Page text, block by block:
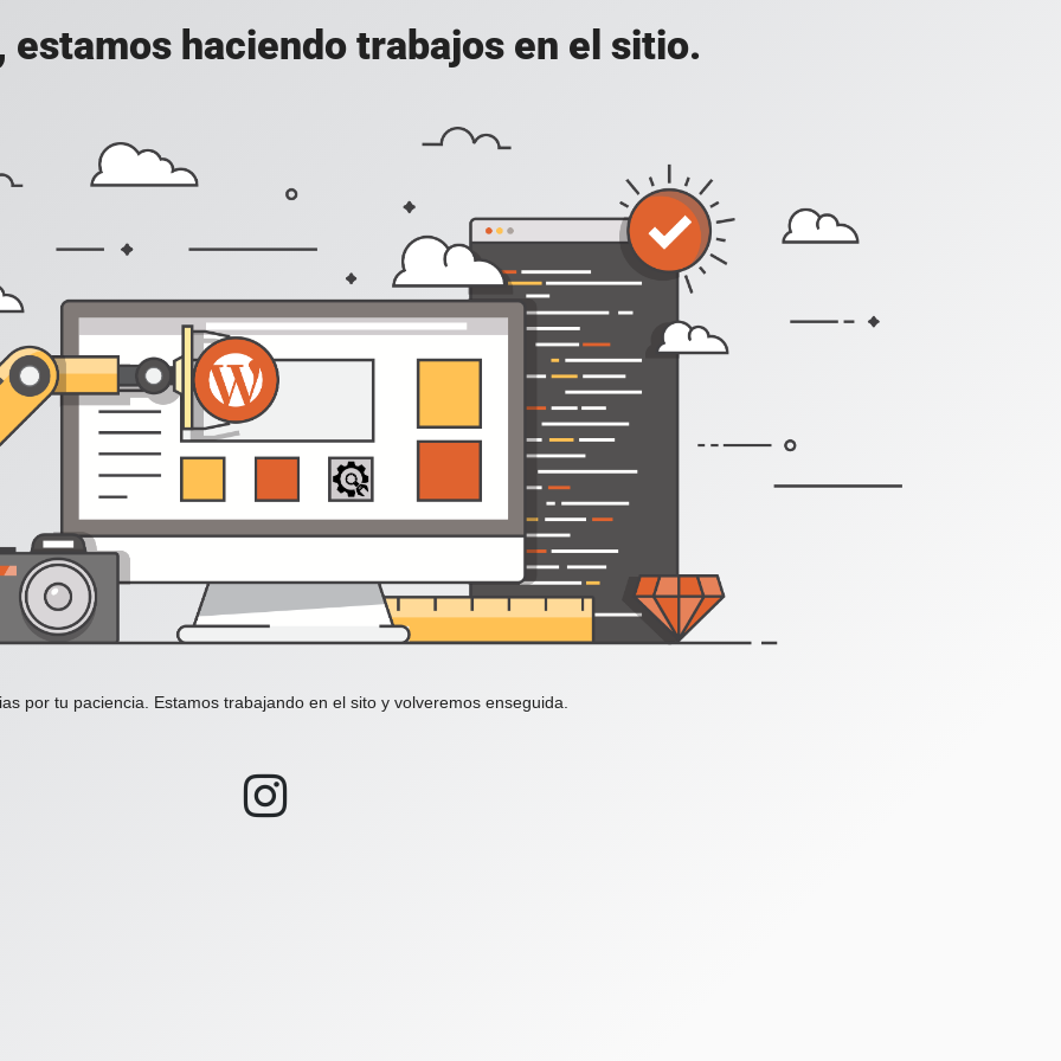
estamos haciendo trabajos en el sitio.
por tu paciencia. Estamos trabajando en el sito y volveremos enseguida.